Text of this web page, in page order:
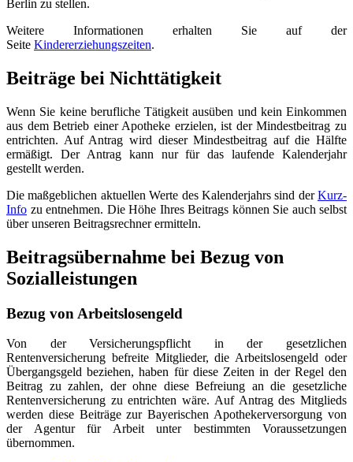
Berlin zu stellen.
Weitere Informationen erhalten Sie auf der
Seite Kindererziehungszeiten.
Beiträge bei Nichttätigkeit
Wenn Sie keine berufliche Tätigkeit ausüben und kein Einkommen
aus dem Betrieb einer Apotheke erzielen, ist der Mindestbeitrag zu
entrichten. Auf Antrag wird dieser Mindestbeitrag auf die Hälfte
ermäßigt. Der Antrag kann nur für das laufende Kalenderjahr
gestellt werden.
Die maßgeblichen aktuellen Werte des Kalenderjahrs sind derKurz-
Info zu entnehmen. Die Höhe Ihres Beitrags können Sie auch selbst
über unseren Beitragsrechner ermitteln.
Beitragsübernahme bei Bezug von
Sozialleistungen
Bezug von Arbeitslosengeld
Von der Versicherungspflicht in der gesetzlichen
Rentenversicherung befreite Mitglieder, die Arbeitslosengeld oder
Übergangsgeld beziehen, haben für diese Zeiten in der Regel den
Beitrag zu zahlen, der ohne diese Befreiung an die gesetzliche
Rentenversicherung zu entrichten wäre. Auf Antrag des Mitglieds
werden diese Beiträge zur Bayerischen Apothekerversorgung von
der Agentur für Arbeit unter bestimmten Voraussetzungen
übernommen.